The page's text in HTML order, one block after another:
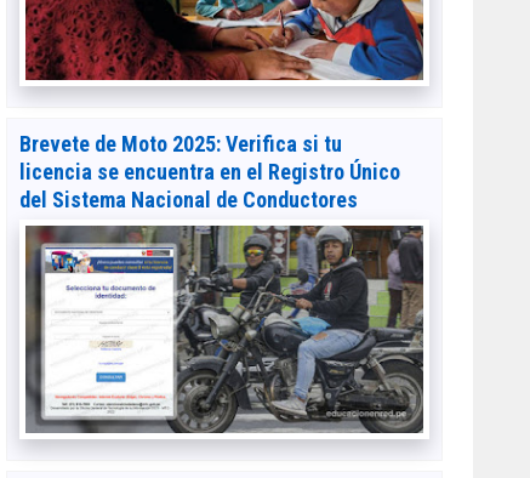
Brevete de Moto 2025: Verifica si tu
licencia se encuentra en el Registro Único
del Sistema Nacional de Conductores